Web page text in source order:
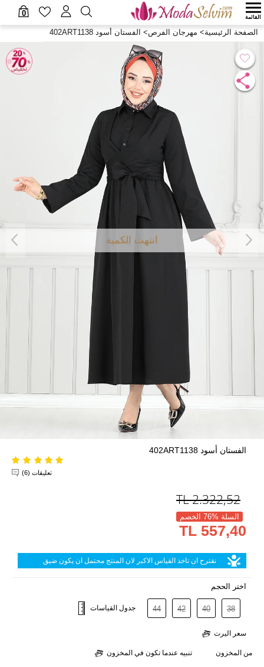
0 القائمة
الصفحة الرئيسية> مهرجان الفرص> الفستان أسود 402ART1138
انتهت الكمية
الفستان أسود 402ART1138
تعليقات (6)
2.322,52
TL
السلة %76 الخصم
557,40 TL
نقترح ان تاخذ القياس الاكبر لان المنتج محتمل ان يكون ضيق
اختر الحجم
38
40
42
44 جدول القياسات
سعر اليرت
من المخزون تنبيه عندما تكون في المخزون